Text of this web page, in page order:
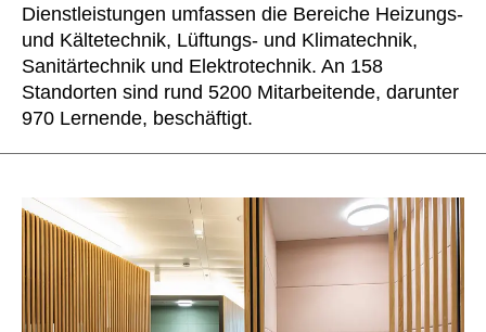
Israel(IL)
Italien(IT)
Japan
Jordanien(JO)
Kenia(KE)
Kroatien (HR)
Kuwait (KW)
Lettland (LV)
Dienstleistungen umfassen die Bereiche Heizungs-
und Kältetechnik, Lüftungs- und Klimatechnik,
Sanitärtechnik und Elektrotechnik. An 158
Standorten sind rund 5200 Mitarbeitende, darunter
970 Lernende, beschäftigt.